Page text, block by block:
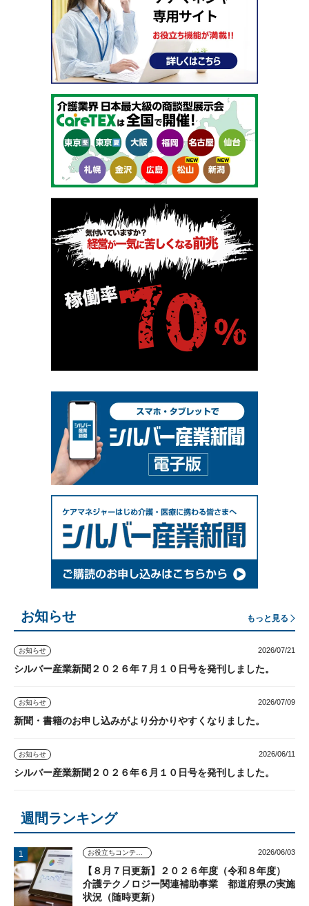
お知らせ もっと見る
お知らせ 2026/07/21
シルバー産業新聞２０２６年７月１０日号を発刊しました。
お知らせ 2026/07/09
新聞・書籍のお申し込みがより分かりやすくなりました。
お知らせ 2026/06/11
シルバー産業新聞２０２６年６月１０日号を発刊しました。
週間ランキング
お役立ちコンテンツ 2026/06/03
【８月７日更新】２０２６年度（令和８年度）
介護テクノロジー関連補助事業 都道府県の実施
状況（随時更新）